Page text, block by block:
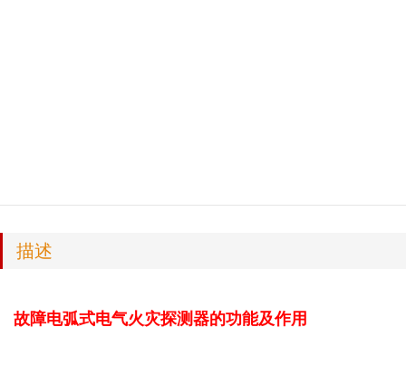
描述
故障电弧式电气火灾探测器的功能及作用